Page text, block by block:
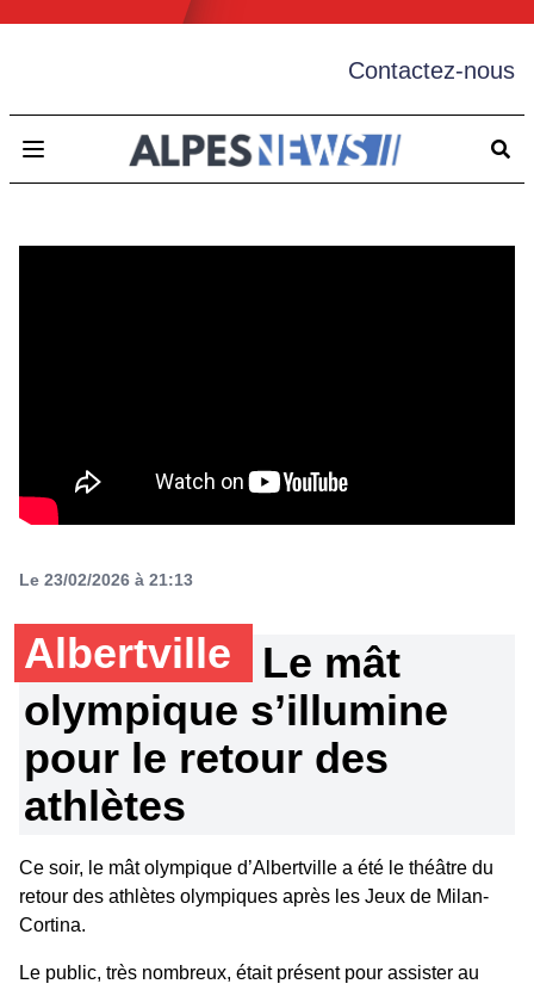
Contactez-nous
Open main menu
Le 23/02/2026 à 21:13
Albertville
Le mât
olympique s’illumine
pour le retour des
athlètes
Ce soir, le mât olympique d’Albertville a été le théâtre du
retour des athlètes olympiques après les Jeux de Milan-
Cortina.
Le public, très nombreux, était présent pour assister au